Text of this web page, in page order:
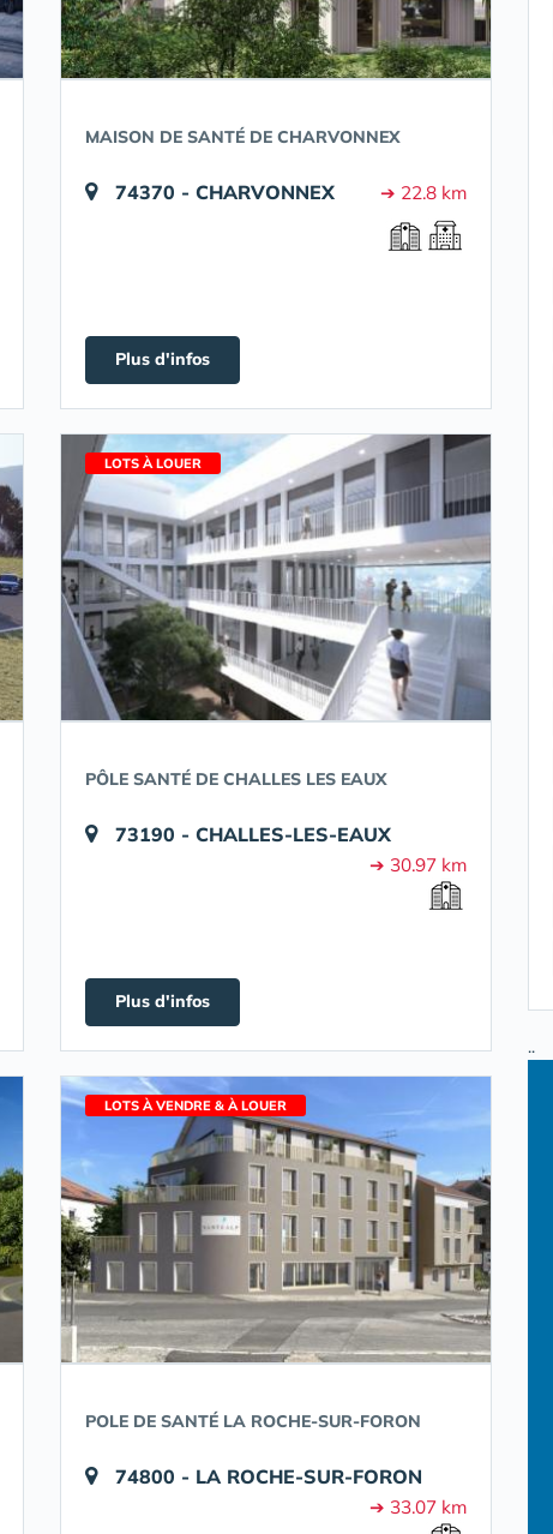
MAISON DE SANTÉ DE CHARVONNEX
74370 - CHARVONNEX ➔ 22.8 km
Plus d'infos
LOTS À LOUER
PÔLE SANTÉ DE CHALLES LES EAUX
73190 - CHALLES-LES-EAUX
➔ 30.97 km
Plus d'infos
LOTS À VENDRE & À LOUER
POLE DE SANTÉ LA ROCHE-SUR-FORON
74800 - LA ROCHE-SUR-FORON
➔ 33.07 km
..